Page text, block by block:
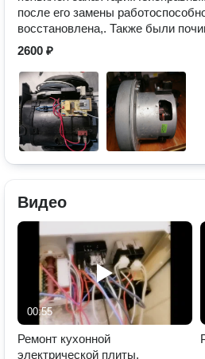
после его замены
восстановлена,. Также были
2600 ₽
Видео
00:55
Ремонт кухонной
электрической плиты.